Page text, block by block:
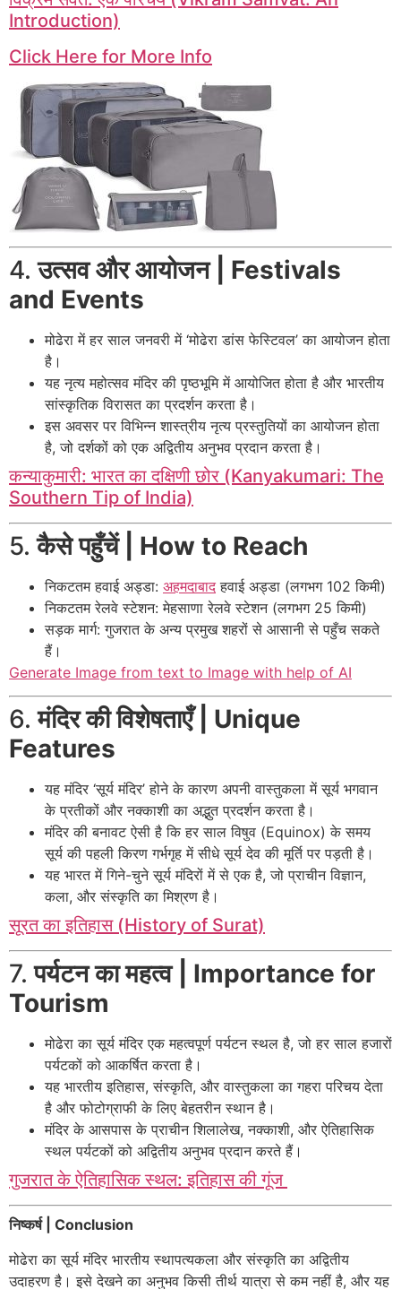
Introduction)
Click Here for More Info
4.उत्सव और आयोजन | Festivals
and Events
मोढेरा में हर साल जनवरी में ‘मोढेरा डांस फेस्टिवल’ का आयोजन होता
है।
यह नृत्य महोत्सव मंदिर की पृष्ठभूमि में आयोजित होता है और भारतीय
सांस्कृतिक विरासत का प्रदर्शन करता है।
इस अवसर पर विभिन्न शास्त्रीय नृत्य प्रस्तुतियों का आयोजन होता
है, जो दर्शकों को एक अद्वितीय अनुभव प्रदान करता है।
कन्याकुमारी: भारत का दक्षिणी छोर (Kanyakumari: The
Southern Tip of India)
5.कैसे पहुँचें | How to Reach
निकटतम हवाई अड्डा: अहमदाबादहवाई अड्डा (लगभग 102 किमी)
निकटतम रेलवे स्टेशन: मेहसाणा रेलवे स्टेशन (लगभग 25 किमी)
सड़क मार्ग: गुजरात के अन्य प्रमुख शहरों से आसानी से पहुँच सकते
हैं।
Generate Image from text to Image with help of AI
6.मंदिर की विशेषताएँ | Unique
Features
यह मंदिर ‘सूर्य मंदिर’ होने के कारण अपनी वास्तुकला में सूर्य भगवान
के प्रतीकों और नक्काशी का अद्भुत प्रदर्शन करता है।
मंदिर की बनावट ऐसी है कि हर साल विषुव (Equinox) के समय
सूर्य की पहली किरण गर्भगृह में सीधे सूर्य देव की मूर्ति पर पड़ती है।
यह भारत में गिने-चुने सूर्य मंदिरों में से एक है, जो प्राचीन विज्ञान,
कला, और संस्कृति का मिश्रण है।
सूरत का इतिहास (History of Surat)
7.पर्यटन का महत्व | Importance for
Tourism
मोढेरा का सूर्य मंदिर एक महत्वपूर्ण पर्यटन स्थल है, जो हर साल हजारों
पर्यटकों को आकर्षित करता है।
यह भारतीय इतिहास, संस्कृति, और वास्तुकला का गहरा परिचय देता
है और फोटोग्राफी के लिए बेहतरीन स्थान है।
मंदिर के आसपास के प्राचीन शिलालेख, नक्काशी, और ऐतिहासिक
स्थल पर्यटकों को अद्वितीय अनुभव प्रदान करते हैं।
गुजरात के ऐतिहासिक स्थल: इतिहास की गूंज
निष्कर्ष | Conclusion
मोढेरा का सूर्य मंदिर भारतीय स्थापत्यकला और संस्कृति का अद्वितीय
उदाहरण है। इसे देखने का अनुभव किसी तीर्थ यात्रा से कम नहीं है, और यह